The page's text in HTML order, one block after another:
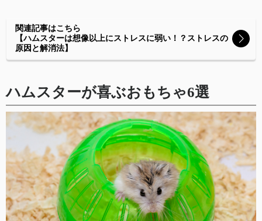
関連記事はこちら
【ハムスターは想像以上にストレスに弱い！？ストレスの
原因と解消法】
ハムスターが喜ぶおもちゃ6選